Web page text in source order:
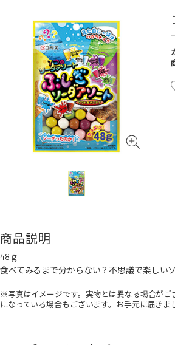
商品説明
48ｇ
食べてみるまで分からない？不思議で楽しい
※写真はイメージです。実物とは異なる場合が
になっている場合もございます。お手元に届き